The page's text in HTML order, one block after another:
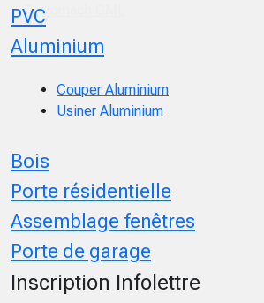
PVC
Aluminium
Couper Aluminium
Usiner Aluminium
Bois
Porte résidentielle
Assemblage fenêtres
Porte de garage
Inscription Infolettre